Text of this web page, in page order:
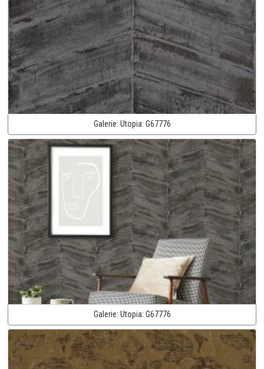
Galerie: Utopia: G67776
Galerie: Utopia: G67776